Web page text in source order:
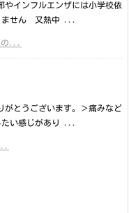
インフルエンザには小学校依
ません 又熱中 ...
の...
とうございます。＞痛みなど
たい感じがあり ...